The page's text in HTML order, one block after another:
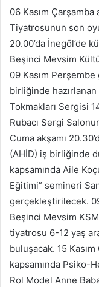
06 Kasım
Tiyatrosunun son
20.00’da İnegöl’de
Beşinci Mevsim
09 Kasım
birliğinde hazırlanan
Tokmakları Sergisi
Rubacı Sergi
Cuma akşamı
(AHİD) iş birliğinde
kapsamında Aile
Eğitimi” semineri
gerçekleştirilecek.
Beşinci Mevsim
tiyatrosu 6-12 yaş
buluşacak. 15
kapsamında Psiko-
Rol Model Anne